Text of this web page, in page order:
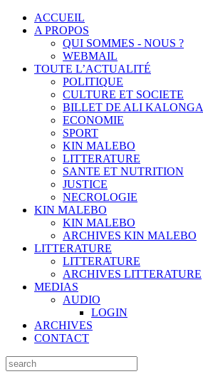
ACCUEIL
A PROPOS
QUI SOMMES - NOUS ?
WEBMAIL
TOUTE L’ACTUALITÉ
POLITIQUE
CULTURE ET SOCIETE
BILLET DE ALI KALONGA
ECONOMIE
SPORT
KIN MALEBO
LITTERATURE
SANTE ET NUTRITION
JUSTICE
NECROLOGIE
KIN MALEBO
KIN MALEBO
ARCHIVES KIN MALEBO
LITTERATURE
LITTERATURE
ARCHIVES LITTERATURE
MEDIAS
AUDIO
LOGIN
ARCHIVES
CONTACT